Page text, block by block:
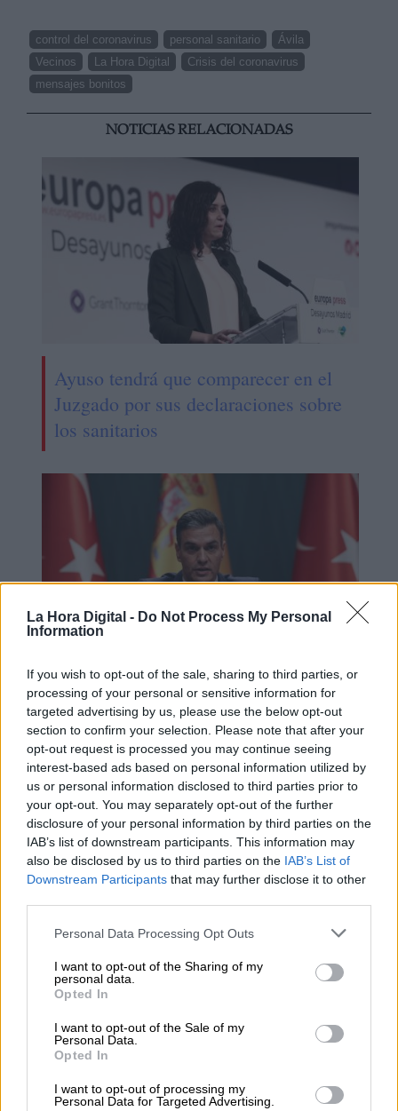
La Hora Digital - Do Not Process My Personal
Information
If you wish to opt-out of the sale, sharing to third parties, or
processing of your personal or sensitive information for
targeted advertising by us, please use the below opt-out
section to confirm your selection. Please note that after your
opt-out request is processed you may continue seeing
interest-based ads based on personal information utilized by
us or personal information disclosed to third parties prior to
your opt-out. You may separately opt-out of the further
disclosure of your personal information by third parties on the
IAB’s list of downstream participants. This information may
also be disclosed by us to third parties on the IAB’s List of
Downstream Participants that may further disclose it to other
Personal Data Processing Opt Outs
I want to opt-out of the Sharing of my
personal data.
Opted In
I want to opt-out of the Sale of my
Personal Data.
Opted In
I want to opt-out of processing my
Personal Data for Targeted Advertising.
control del coronavirus personal sanitario
Ávila
Vecinos
La Hora Digital
Crisis del coronavirus
mensajes bonitos
NOTICIAS RELACIONADAS
Ayuso tendrá que comparecer en el
Juzgado por sus declaraciones sobre
los sanitarios
Avanza el plan de vacunación en
España y se confirma una tercera
dosis para mayores de 60 y personal
sanitario
La alta cifra de niños tutelados en
España hace saltar las alarmas de
asociaciones vecinales